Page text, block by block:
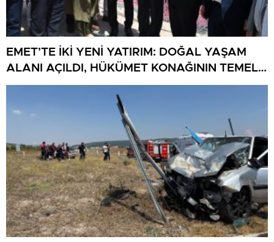
EMET’TE İKİ YENİ YATIRIM: DOĞAL YAŞAM
ALANI AÇILDI, HÜKÜMET KONAĞININ TEMELİ
ATILDI